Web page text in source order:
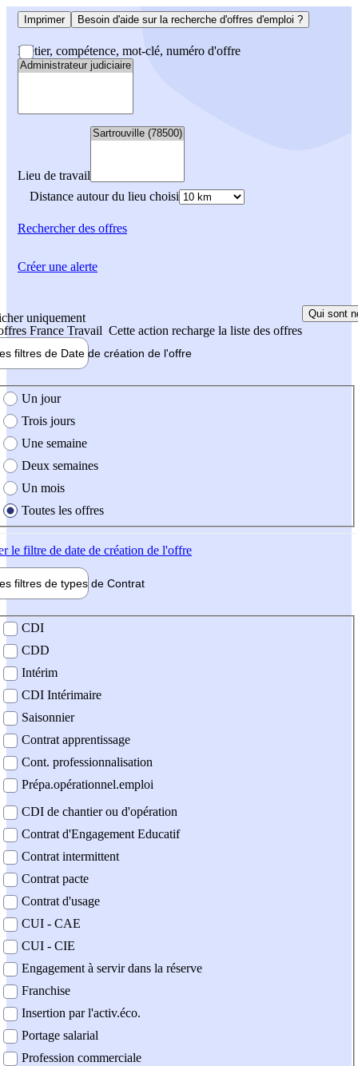
Imprimer Besoin d'aide sur la recherche d'offres d'emploi ?
Métier, compétence, mot-clé, numéro d'offre
Lieu de travail
Distance autour du lieu choisi
Rechercherdes offres
uniquement
France Travail Cette action recharge la liste des offres
Qui sont
filtres de Date de création de l'offre
création de l'offre
Un jour
Trois jours
Une semaine
Deux semaines
Un mois
Toutes les offres
le filtre de date de création de l'offre
filtres de types de Contrat
contrat
CDI
CDD
Intérim
CDI Intérimaire
Saisonnier
Contrat apprentissage
Cont. professionnalisation
Prépa.opérationnel.emploi
CDI de chantier ou d'opération
Contrat d'Engagement Educatif
Contrat intermittent
Contrat pacte
Contrat d'usage
CUI - CAE
CUI - CIE
Engagement à servir dans la réserve
Franchise
Insertion par l'activ.éco.
Portage salarial
Profession commerciale
Créer une alerte